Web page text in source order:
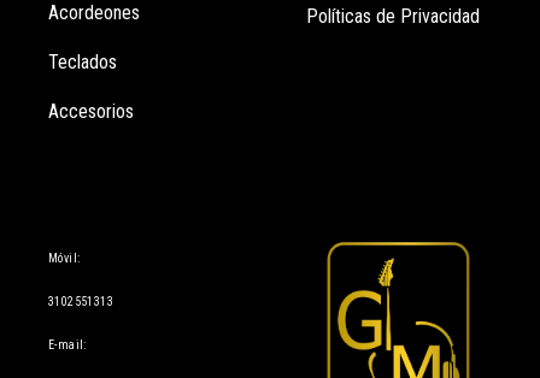
Acordeones
Teclados
Accesorios
Políticas de Privacidad
Móvil:
3102551313
E-mail: